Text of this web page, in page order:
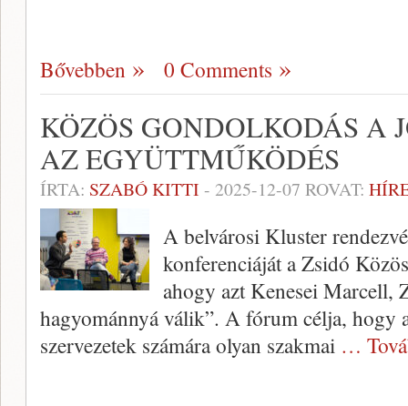
Bővebben 0 Comments
KÖZÖS GONDOLKODÁS A
AZ EGYÜTTMŰKÖDÉS
ÍRTA: SZABÓ KITTI - 2025-12-07 ROVAT:
A belvárosi Kluster
konferenciáját a Zsidó
ahogy azt Kenesei Marcell,
hagyománnyá válik”. A fórum célja, hogy
szervezetek számára olyan szakmai …